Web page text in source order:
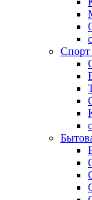
Спорт